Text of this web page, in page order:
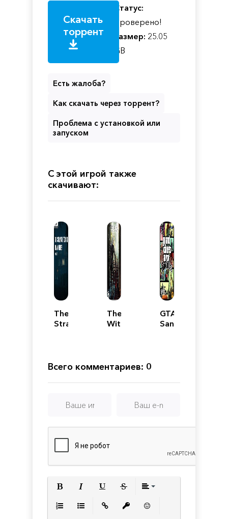
Скачать
торрент
Статус:
Проверено!
Размер: 25.05
GB
Есть жалоба?
Как скачать через торрент?
Проблема с установкой или
запуском
С этой игрой также
скачивают:
The
Strange
Fisher:
1
The
Witcher
GTA
San
Всего комментариев: 0